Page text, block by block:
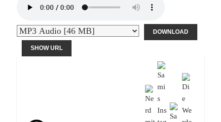
DOWNLOAD
SHOW URL